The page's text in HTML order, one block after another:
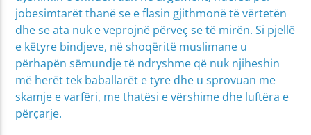
jobesimtarët thanë se e flasin gjithmonë të vërtetën
dhe se ata nuk e veprojnë përveç se të mirën. Si pjellë
e këtyre bindjeve, në shoqëritë muslimane u
përhapën sëmundje të ndryshme që nuk njiheshin
më herët tek baballarët e tyre dhe u sprovuan me
skamje e varfëri, me thatësi e vërshime dhe luftëra e
përçarje.